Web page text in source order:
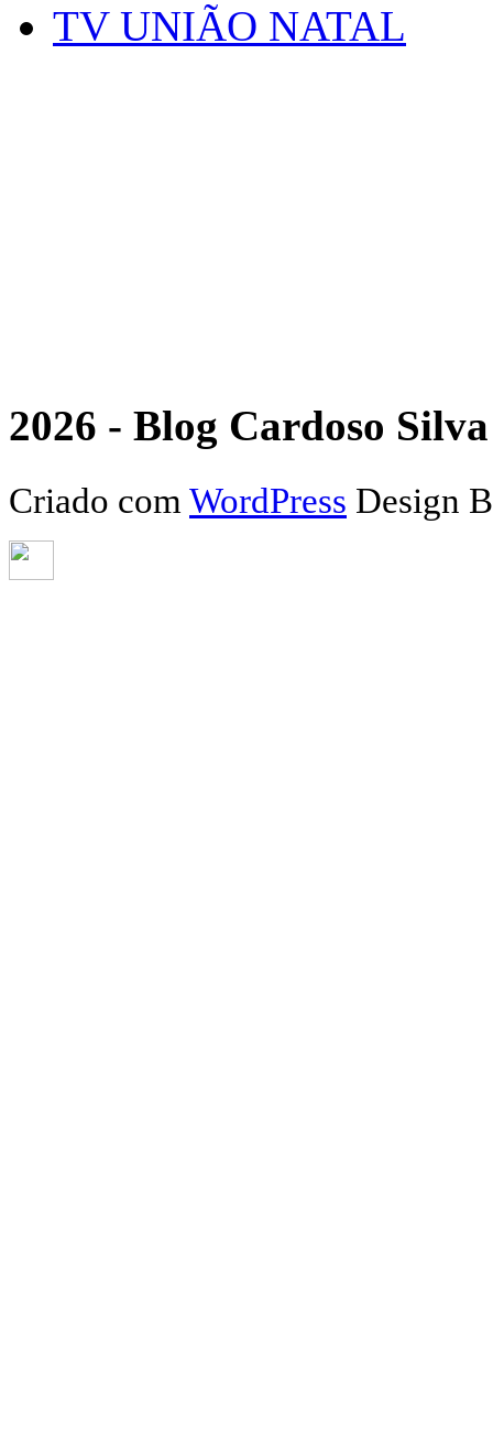
TV UNIÃO NATAL
2026 - Blog Cardoso
Criado com WordPress Design